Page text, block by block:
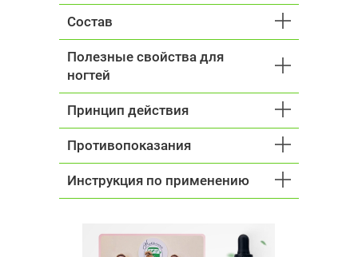
Состав
Полезные свойства для
ногтей
Принцип действия
Противопоказания
Инструкция по применению